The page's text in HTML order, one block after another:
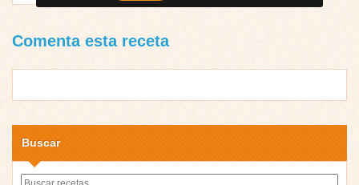
Comenta esta receta
Buscar